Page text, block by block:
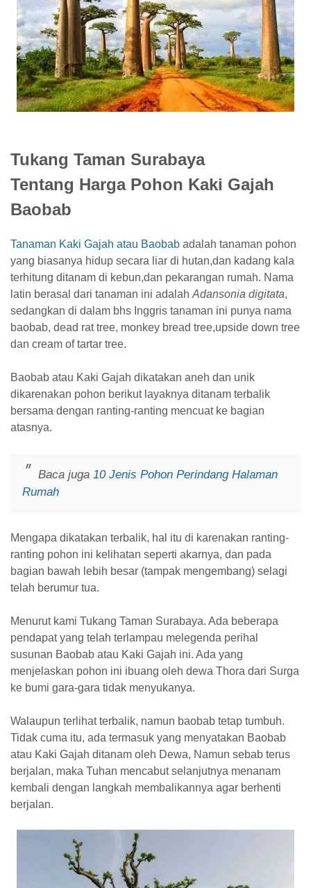
Tukang Taman Surabaya
Tentang Harga Pohon Kaki Gajah
Baobab
Tanaman Kaki Gajah atau Baobab adalah tanaman pohon
yang biasanya hidup secara liar di hutan,dan kadang kala
terhitung ditanam di kebun,dan pekarangan rumah. Nama
latin berasal dari tanaman ini adalah Adansonia digitata,
sedangkan di dalam bhs Inggris tanaman ini punya nama
baobab, dead rat tree, monkey bread tree,upside down tree
dan cream of tartar tree.
Baobab atau Kaki Gajah dikatakan aneh dan unik
dikarenakan pohon berikut layaknya ditanam terbalik
bersama dengan ranting-ranting mencuat ke bagian
atasnya.
Baca juga 10 Jenis Pohon Perindang Halaman
Rumah
Mengapa dikatakan terbalik, hal itu di karenakan ranting-
ranting pohon ini kelihatan seperti akarnya, dan pada
bagian bawah lebih besar (tampak mengembang) selagi
telah berumur tua.
Menurut kami Tukang Taman Surabaya. Ada beberapa
pendapat yang telah terlampau melegenda perihal
susunan Baobab atau Kaki Gajah ini. Ada yang
menjelaskan pohon ini ibuang oleh dewa Thora dari Surga
ke bumi gara-gara tidak menyukanya.
Walaupun terlihat terbalik, namun baobab tetap tumbuh.
Tidak cuma itu, ada termasuk yang menyatakan Baobab
atau Kaki Gajah ditanam oleh Dewa, Namun sebab terus
berjalan, maka Tuhan mencabut selanjutnya menanam
kembali dengan langkah membalikannya agar berhenti
berjalan.